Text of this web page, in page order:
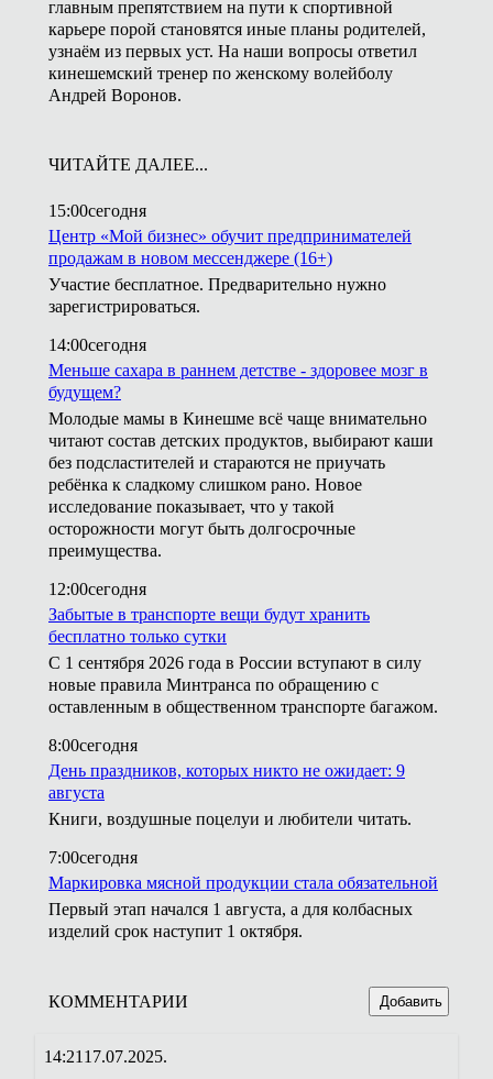
главным препятствием на пути к спортивной
карьере порой становятся иные планы родителей,
узнаём из первых уст. На наши вопросы ответил
кинешемский тренер по женскому волейболу
Андрей Воронов.
ЧИТАЙТЕ ДАЛЕЕ...
15:00сегодня
Центр «Мой бизнес» обучит предпринимателей
продажам в новом мессенджере (16+)
Участие бесплатное. Предварительно нужно
зарегистрироваться.
14:00сегодня
Меньше сахара в раннем детстве - здоровее мозг в
будущем?
Молодые мамы в Кинешме всё чаще внимательно
читают состав детских продуктов, выбирают каши
без подсластителей и стараются не приучать
ребёнка к сладкому слишком рано. Новое
исследование показывает, что у такой
осторожности могут быть долгосрочные
преимущества.
12:00сегодня
Забытые в транспорте вещи будут хранить
бесплатно только сутки
С 1 сентября 2026 года в России вступают в силу
новые правила Минтранса по обращению с
оставленным в общественном транспорте багажом.
8:00сегодня
День праздников, которых никто не ожидает: 9
августа
Книги, воздушные поцелуи и любители читать.
7:00сегодня
Маркировка мясной продукции стала обязательной
Первый этап начался 1 августа, а для колбасных
изделий срок наступит 1 октября.
КОММЕНТАРИИ Добавить
14:21 17.07.2025.